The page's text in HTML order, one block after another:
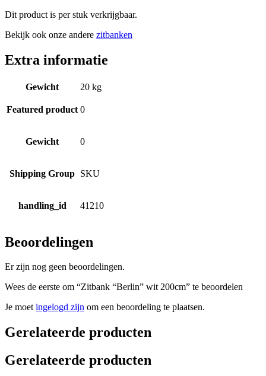
Dit product is per stuk verkrijgbaar.
Bekijk ook onze andere zitbanken
Extra informatie
Gewicht 20 kg
Featured product 0
Gewicht 0
Shipping Group SKU
handling_id 41210
Beoordelingen
Er zijn nog geen beoordelingen.
Wees de eerste om “Zitbank “Berlin” wit 200cm” te beoordelen
Je moetingelogd zijn om een beoordeling te plaatsen.
Gerelateerde producten
Gerelateerde producten